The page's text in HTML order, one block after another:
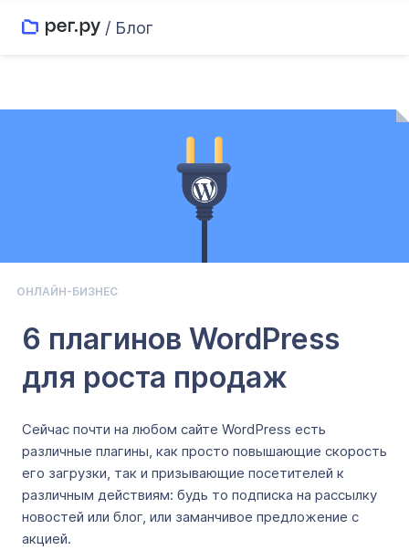
/ Блог
ОНЛАЙН-БИЗНЕС
6 плагинов WordPress
для роста продаж
Сейчас почти на любом сайте WordPress есть
различные плагины, как просто повышающие скорость
его загрузки, так и призывающие посетителей к
различным действиям: будь то подписка на рассылку
новостей или блог, или заманчивое предложение с
акцией.